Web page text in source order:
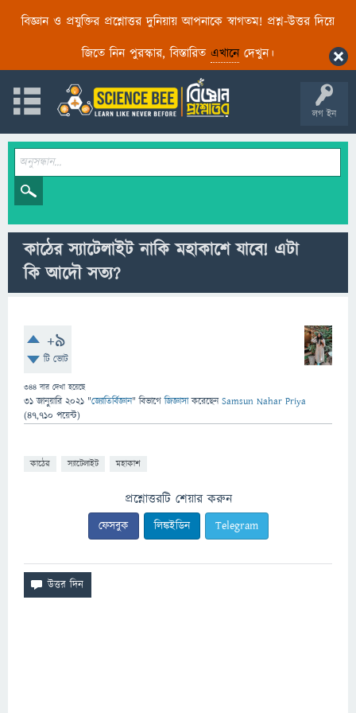
বিজ্ঞান ও প্রযুক্তির প্রশ্নোত্তর দুনিয়ায় আপনাকে স্বাগতম! প্রশ্ন-উত্তর দিয়ে
জিতে নিন পুরস্কার, বিস্তারিত এখানেদেখুন।
লগ ইন
কাঠের স্যাটেলাইট নাকি মহাকাশে যাবে! এটা
কি আদৌ সত্য?
+9
টি ভোট
344 বার দেখা হয়েছে
31 জানুয়ারি 2021 "জ্যোতির্বিজ্ঞান" বিভাগে জিজ্ঞাসাকরেছেনSamsun Nahar Priya
(47,710 পয়েন্ট)
কাঠের স্যাটেলাইট মহাকাশ
প্রশ্নোত্তরটি শেয়ার করুন
ফেসবুক লিঙ্কইডিন Telegram